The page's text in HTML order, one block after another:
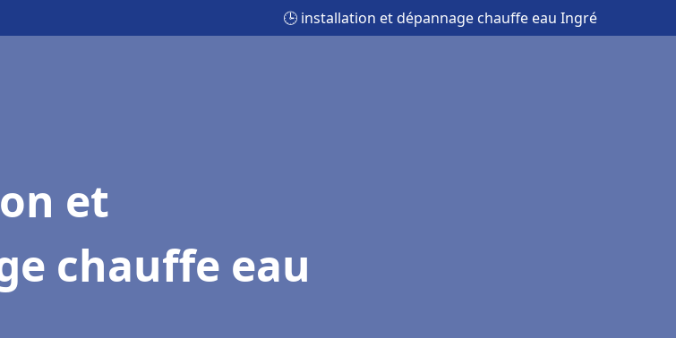
🕒 installation et dépannage chauffe eau Ingré
et
chauffe eau